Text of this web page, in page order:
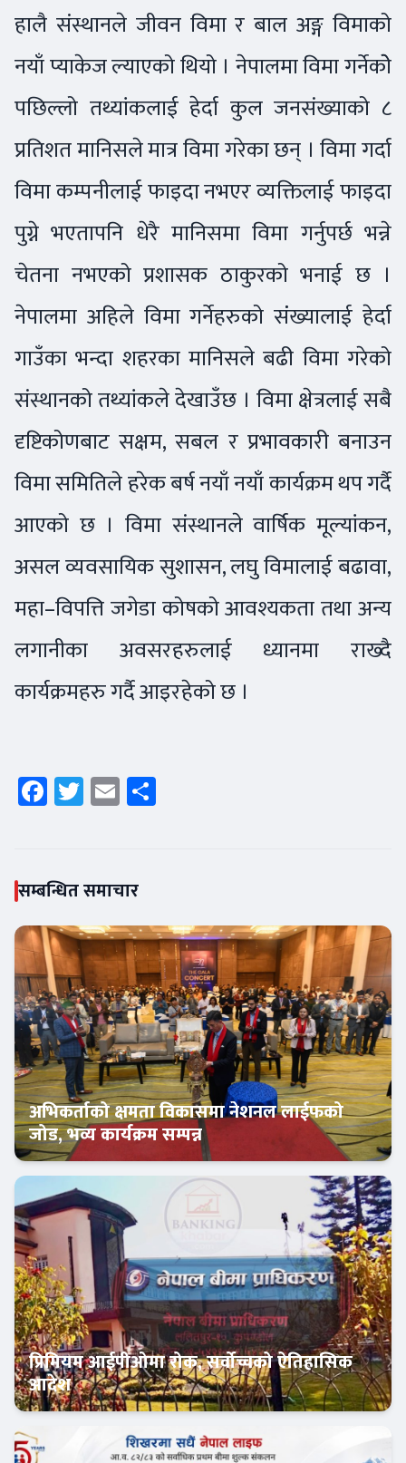
हालै संस्थानले जीवन विमा र बाल अङ्ग विमाको
नयाँ प्याकेज ल्याएको थियो । नेपालमा विमा गर्नेकोे
पछिल्लो तथ्यांकलाई हेर्दा कुल जनसंख्याको ८
प्रतिशत मानिसले मात्र विमा गरेका छन् । विमा गर्दा
विमा कम्पनीलाई फाइदा नभएर व्यक्तिलाई फाइदा
पुग्ने भएतापनि धेरै मानिसमा विमा गर्नुपर्छ भन्ने
चेतना नभएको प्रशासक ठाकुरको भनाई छ ।
नेपालमा अहिले विमा गर्नेहरुको संंख्यालाई हेर्दा
गाउँका भन्दा शहरका मानिसले बढी विमा गरेको
संस्थानको तथ्यांकले देखाउँछ । विमा क्षेत्रलाई सबै
दृष्टिकोणबाट सक्षम, सबल र प्रभावकारी बनाउन
विमा समितिले हरेक बर्ष नयाँ नयाँ कार्यक्रम थप गर्दै
आएको छ । विमा संस्थानले वार्षिक मूल्यांकन,
असल व्यवसायिक सुशासन, लघु विमालाई बढावा,
महा–विपत्ति जगेडा कोषको आवश्यकता तथा अन्य
लगानीका अवसरहरुलाई ध्यानमा राख्दै
कार्यक्रमहरु गर्दै आइरहेको छ ।
Facebook
Twitter
Email
सम्बन्धित समाचार
अभिकर्ताको क्षमता विकासमा नेशनल लाईफको
जोड, भव्य कार्यक्रम सम्पन्न
Banner News
प्रिमियम आईपीओमा रोक, सर्वोच्चको ऐतिहासिक
आदेश